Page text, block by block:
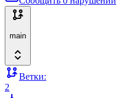
main
Ветки:
2